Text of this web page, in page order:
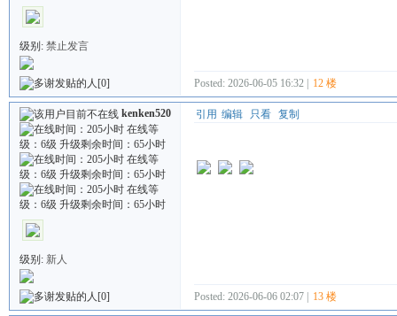
级别: 禁止发言
[0] Posted: 2026-06-05 16:32 | 12 楼
kenken520
级别: 新人
[0]
引用 编辑 只看 复制
Posted: 2026-06-06 02:07 | 13 楼